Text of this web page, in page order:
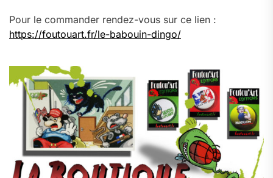
Pour le commander rendez-vous sur ce lien :
https://foutouart.fr/le-babouin-dingo/